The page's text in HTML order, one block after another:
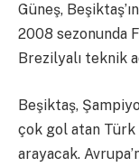
Güneş,
2008 sezonunda
Brezilyalı teknik
Beşiktaş,
çok gol atan Türk
arayacak.